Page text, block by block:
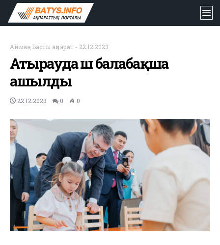
Аймақ- Басты ақпарат - 22.12.2023
Атырауда үш балабақша
ашылды
22.12.2023 0 0